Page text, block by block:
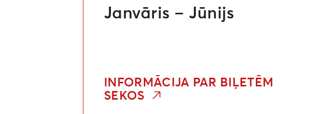
Janvāris – Jūnijs
INFORMĀCIJA PAR BIĻETĒM
SEKOS